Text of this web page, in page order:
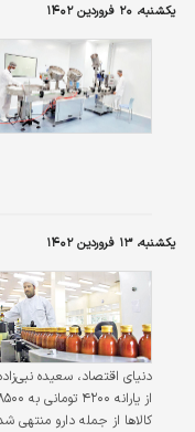
بالاتر از ۵۰‌هزار
زنجیره آن شده، به‌طوری که
یکشنبه، ۲۰ فروردین ۱۴۰۲
یکشنبه، ۱۳ فروردین ۱۴۰۲
دنیای اقتصاد، سعیده
کالاها از جمله دارو